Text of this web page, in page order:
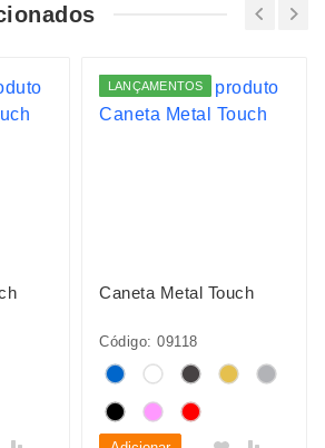
LANÇAMENTOS
Caneta Metal Touch
Código: 09118